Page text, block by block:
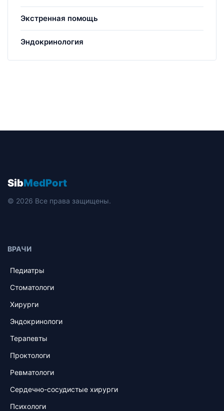
Экстренная помощь
Эндокринология
SibMedPort
© 2026 Все права защищены.
ВРАЧИ
Педиатры
Стоматологи
Хирурги
Эндокринологи
Терапевты
Проктологи
Ревматологи
Сердечно-сосудистые хирурги
Психологи